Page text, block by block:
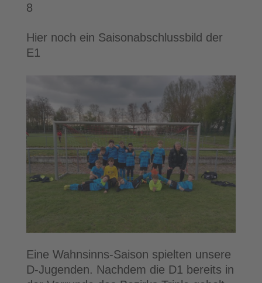
8
Hier noch ein Saisonabschlussbild der
E1
Eine Wahnsinns-Saison spielten unsere
D-Jugenden. Nachdem die D1 bereits in